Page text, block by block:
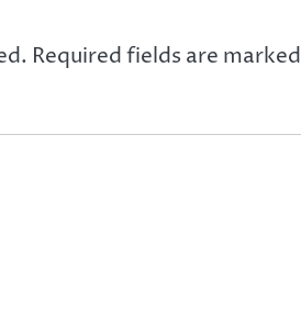
Required fields are marked